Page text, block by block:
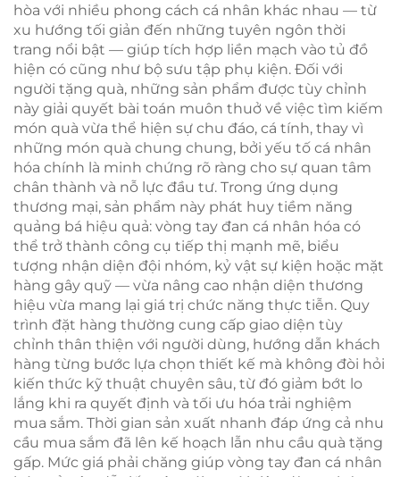
hòa với nhiều phong cách cá nhân khác nhau — từ
xu hướng tối giản đến những tuyên ngôn thời
trang nổi bật — giúp tích hợp liền mạch vào tủ đồ
hiện có cũng như bộ sưu tập phụ kiện. Đối với
người tặng quà, những sản phẩm được tùy chỉnh
này giải quyết bài toán muôn thuở về việc tìm kiếm
món quà vừa thể hiện sự chu đáo, cá tính, thay vì
những món quà chung chung, bởi yếu tố cá nhân
hóa chính là minh chứng rõ ràng cho sự quan tâm
chân thành và nỗ lực đầu tư. Trong ứng dụng
thương mại, sản phẩm này phát huy tiềm năng
quảng bá hiệu quả: vòng tay đan cá nhân hóa có
thể trở thành công cụ tiếp thị mạnh mẽ, biểu
tượng nhận diện đội nhóm, kỷ vật sự kiện hoặc mặt
hàng gây quỹ — vừa nâng cao nhận diện thương
hiệu vừa mang lại giá trị chức năng thực tiễn. Quy
trình đặt hàng thường cung cấp giao diện tùy
chỉnh thân thiện với người dùng, hướng dẫn khách
hàng từng bước lựa chọn thiết kế mà không đòi hỏi
kiến thức kỹ thuật chuyên sâu, từ đó giảm bớt lo
lắng khi ra quyết định và tối ưu hóa trải nghiệm
mua sắm. Thời gian sản xuất nhanh đáp ứng cả nhu
cầu mua sắm đã lên kế hoạch lẫn nhu cầu quà tặng
gấp. Mức giá phải chăng giúp vòng tay đan cá nhân